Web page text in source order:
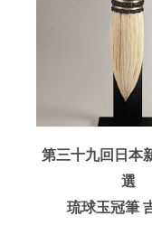
第三十九回日本
選
琉球玉冠筆